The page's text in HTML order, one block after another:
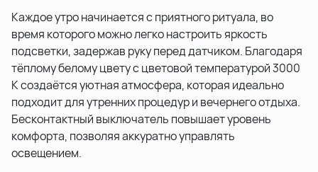
Каждое утро начинается с приятного ритуала, во
время которого можно легко настроить яркость
подсветки, задержав руку перед датчиком. Благодаря
тёплому белому цвету с цветовой температурой 3000
К создаётся уютная атмосфера, которая идеально
подходит для утренних процедур и вечернего отдыха.
Бесконтактный выключатель повышает уровень
комфорта, позволяя аккуратно управлять
освещением.